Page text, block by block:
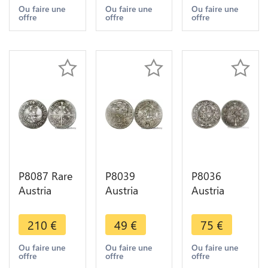
1693 Graz
IA Silver AU
Ou faire une
offre
Kaiser
Leopold I
Tirol
Ou faire une
offre
Kreuzer
Ferdinand
Hall
Ou faire une
offre
P8087 Rare
Austria
Sechser 6
Kreuzer
Sigismund
Hall 1477
210 €
Ou faire une
offre
P8039
Austria
Salzburg 4
Kreuzer
Franz Anton
von Harrach
49 €
Ou faire une
offre
P8036
Austria
Salzburg
Kreuzer Max
Gandolph
Graf
75 €
Ou faire une
offre